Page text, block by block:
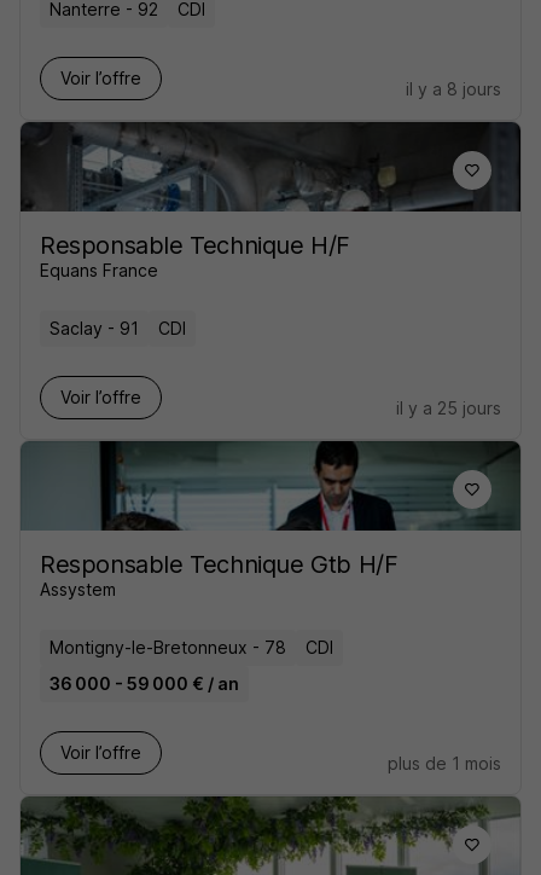
Nanterre - 92 CDI
Voir l’offre
il y a 8 jours
Responsable Technique H/F
Equans France
Saclay - 91 CDI
Voir l’offre
il y a 25 jours
Responsable Technique Gtb H/F
Assystem
Montigny-le-Bretonneux - 78
CDI
36 000 - 59 000 € / an
Voir l’offre
plus de 1 mois